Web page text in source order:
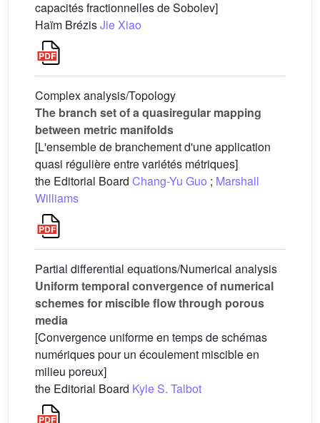
capacités fractionnelles de Sobolev]
Haïm BrézisJie Xiao
Complex analysis/Topology
The branch set of a quasiregular mapping
between metric manifolds
[L'ensemble de branchement d'une application
quasi régulière entre variétés métriques]
the Editorial Board Chang-Yu Guo ; Marshall
Williams
Partial differential equations/Numerical analysis
Uniform temporal convergence of numerical
schemes for miscible flow through porous
media
[Convergence uniforme en temps de schémas
numériques pour un écoulement miscible en
milieu poreux]
the Editorial Board Kyle S. Talbot